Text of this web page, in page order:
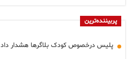
پربیننده‌ترین
پلیس درخصوص کودک بلاگرها هشدار داد